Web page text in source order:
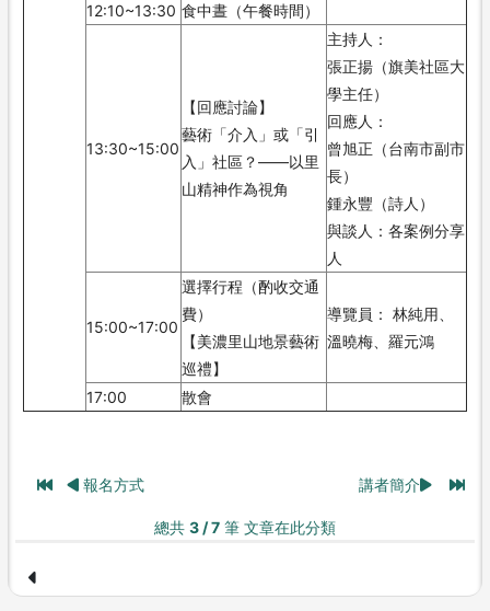
12:10~13:30 食中晝（午餐時間）
13:30~15:00
【回應討論】
藝術「介入」或「引
入」社區？——以里
山精神作為視角
主持人：
張正揚（旗美社區大
學主任）
回應人：
曾旭正（台南市副市
長）
鍾永豐（詩人）
與談人：各案例分享
人
15:00~17:00
選擇行程（酌收交通
費）
【美濃里山地景藝術
巡禮】
導覽員： 林純用、
溫曉梅、羅元鴻
17:00 散會
報名方式 講者簡介
總共 3 / 7 筆 文章在此分類